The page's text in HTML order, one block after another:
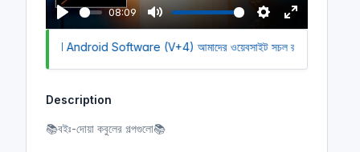
P
08:09
M
u
S
e
E
n
a
y
Android Software (V+4) আমাদের ওয়েবসাইট সচল রাখতে আমাদের
Description
📚বইঃ-দোয়া কবুলের গল্পগুলো📚